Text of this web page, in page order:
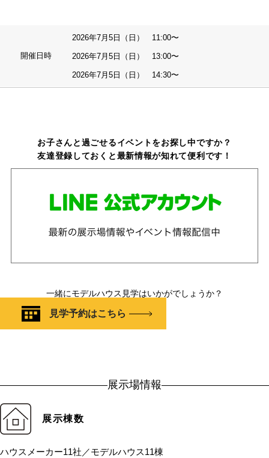
開催日時
2026年7月5日（日） 11:00〜
2026年7月5日（日） 13:00〜
2026年7月5日（日） 14:30〜
お子さんと過ごせるイベントをお探し中ですか？
友達登録しておくと最新情報が知れて便利です！
一緒にモデルハウス見学はいかがでしょうか？
見学予約はこちら
展示場情報
展示棟数
ハウスメーカー11社／モデルハウス11棟